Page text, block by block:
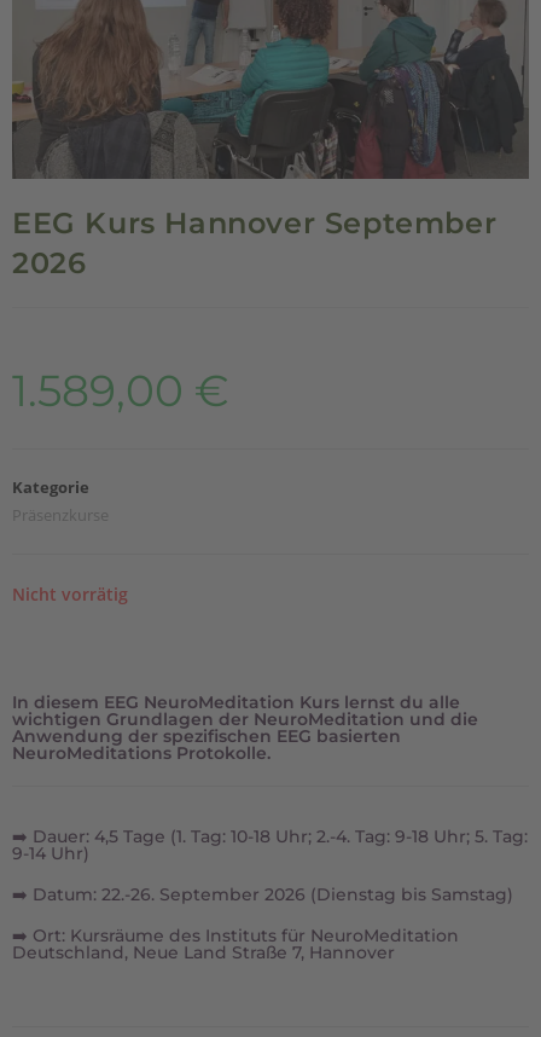
EEG Kurs Hannover September
2026
1.589,00 €
Kategorie
Präsenzkurse
Nicht vorrätig
In diesem EEG NeuroMeditation Kurs lernst du alle
wichtigen Grundlagen der NeuroMeditation und die
Anwendung der spezifischen EEG basierten
NeuroMeditations Protokolle.
➡️ Dauer: 4,5 Tage (1. Tag: 10-18 Uhr; 2.-4. Tag: 9-18 Uhr; 5. Tag:
9-14 Uhr)
➡️ Datum: 22.-26. September 2026 (Dienstag bis Samstag)
➡️ Ort: Kursräume des Instituts für NeuroMeditation
Deutschland, Neue Land Straße 7, Hannover